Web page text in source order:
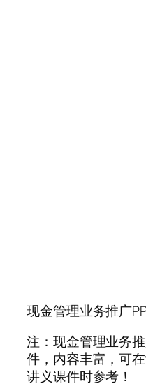
现金管理业务推广
注：现金管理业务
件，内容丰富，可
讲义课件时参考！